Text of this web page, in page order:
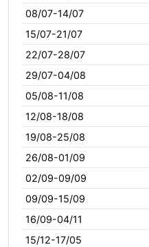
08/07-14/07
15/07-21/07
22/07-28/07
29/07-04/08
05/08-11/08
12/08-18/08
19/08-25/08
26/08-01/09
02/09-09/09
09/09-15/09
16/09-04/11
15/12-17/05